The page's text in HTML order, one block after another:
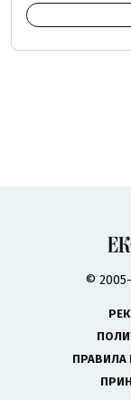
©
ПРАВИЛА